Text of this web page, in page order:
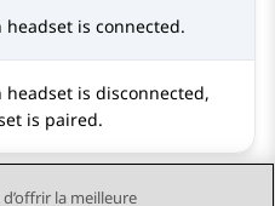
headset is connected.
headset is disconnected,
is paired.
la meilleure